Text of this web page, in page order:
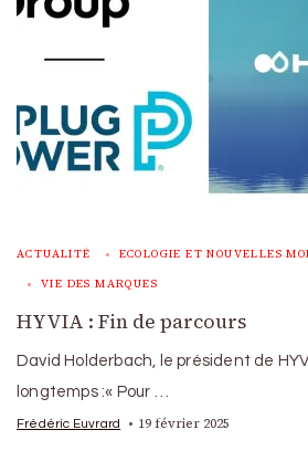
ACTUALITÉ ECOLOGIE ET NOUVELLES
VIE DES MARQUES
HYVIA : Fin de parcours
David Holderbach, le président de
longtemps :« Pour …
Frédéric Euvrard 19 février 2025